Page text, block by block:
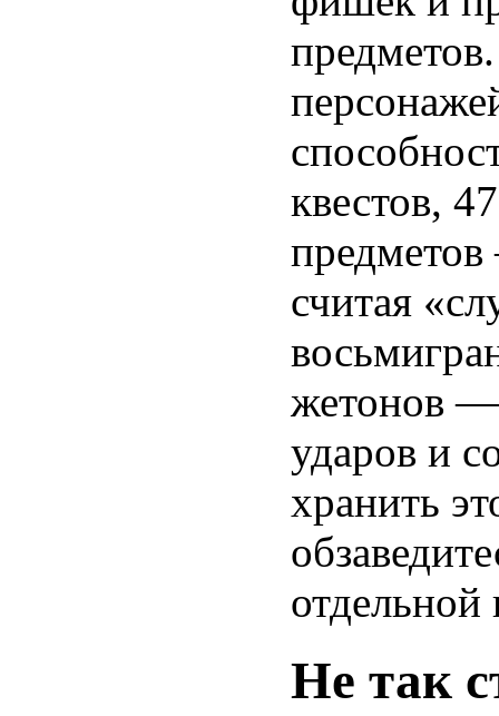
квестов,
предметов
считая
жетонов —
ударов и
хранить
отдельной
Не так